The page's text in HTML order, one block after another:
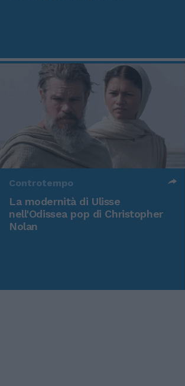
Controtempo
La modernità di Ulisse
nell'Odissea pop di Christopher
Nolan